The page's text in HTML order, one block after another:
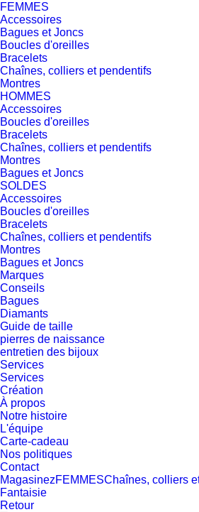
FEMMES
Accessoires
Bagues et Joncs
Boucles d'oreilles
Bracelets
Chaînes, colliers et pendentifs
Montres
HOMMES
Accessoires
Boucles d'oreilles
Bracelets
Chaînes, colliers et pendentifs
Montres
Bagues et Joncs
SOLDES
Accessoires
Boucles d'oreilles
Bracelets
Chaînes, colliers et pendentifs
Montres
Bagues et Joncs
Marques
Conseils
Bagues
Diamants
Guide de taille
pierres de naissance
entretien des bijoux
Services
Services
Création
À propos
Notre histoire
L'équipe
Carte-cadeau
Nos politiques
Contact
MagasinezFEMMESChaînes, colliers
Fantaisie
Retour